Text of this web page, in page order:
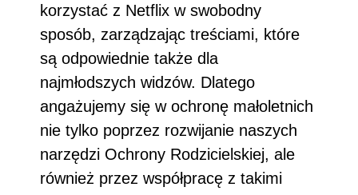
korzystać z Netflix w swobodny
sposób, zarządzając treściami, które
są odpowiednie także dla
najmłodszych widzów. Dlatego
angażujemy się w ochronę małoletnich
nie tylko poprzez rozwijanie naszych
narzędzi Ochrony Rodzicielskiej, ale
również przez współpracę z takimi